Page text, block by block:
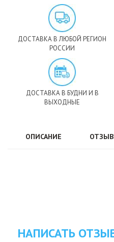
ДОСТАВКА В ЛЮБОЙ РЕГИОН
РОССИИ
ДОСТАВКА В БУДНИ И В
ВЫХОДНЫЕ
ОПИСАНИЕ
НАПИСАТЬ